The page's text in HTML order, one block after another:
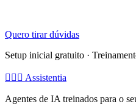
Quero tirar dúvidas
Setup inicial gratuito ·
🧚🏻‍♂️ Assistentia
Agentes de IA treinados para o